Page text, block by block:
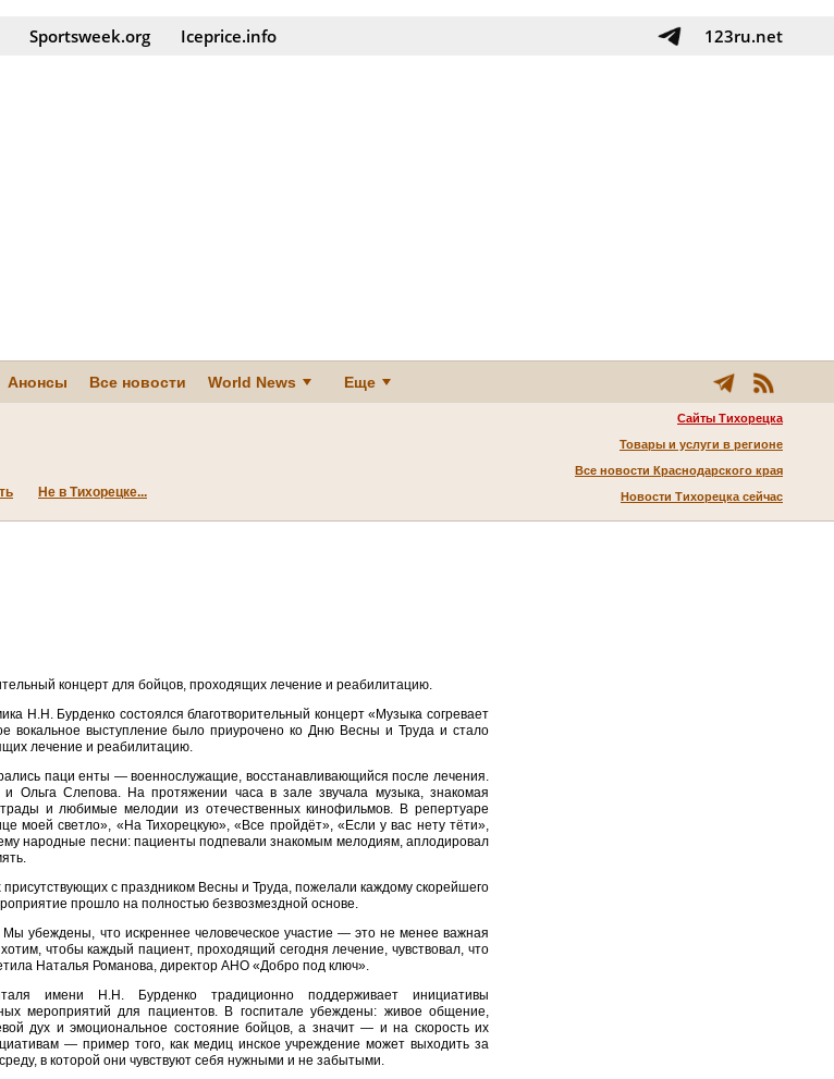
Sportsweek.org Iceprice.info 123ru.net
Анонсы Все новости World News Еще
Сайты Тихорецка
Товары и услуги в регионе
Все новости Краснодарского края
Новости Тихорецка сейчас
Не в Тихорецке...
концерт для бойцов, проходящих лечение и реабилитацию.
Н.Н. Бурденко состоялся благотворительный концерт «Музыка согревает
вокальное выступление было приурочено ко Дню Весны и Труда и стало
лечение и реабилитацию.
паци енты — военнослужащие, восстанавливающийся после лечения.
и Ольга Слепова. На протяжении часа в зале звучала музыка, знакомая
и любимые мелодии из отечественных кинофильмов. В репертуаре
моей светло», «На Тихорецкую», «Все пройдёт», «Если у вас нету тёти»,
народные песни: пациенты подпевали знакомым мелодиям, аплодировал
с праздником Весны и Труда, пожелали каждому скорейшего
прошло на полностью безвозмездной основе.
убеждены, что искреннее человеческое участие — это не менее важная
чтобы каждый пациент, проходящий сегодня лечение, чувствовал, что
Наталья Романова, директор АНО «Добро под ключ».
имени Н.Н. Бурденко традиционно поддерживает инициативы
мероприятий для пациентов. В госпитале убеждены: живое общение,
дух и эмоциональное состояние бойцов, а значит — и на скорость их
— пример того, как медиц инское учреждение может выходить за
в которой они чувствуют себя нужными и не забытыми.